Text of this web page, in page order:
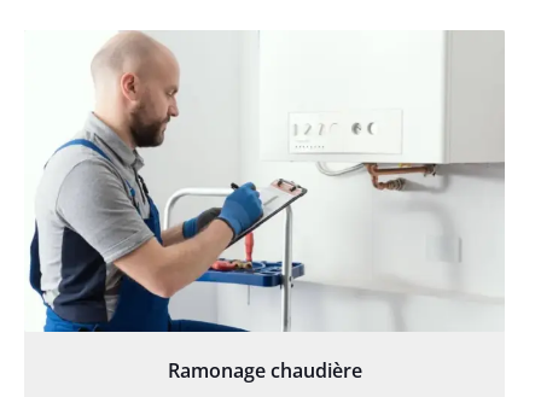
Ramonage chaudière